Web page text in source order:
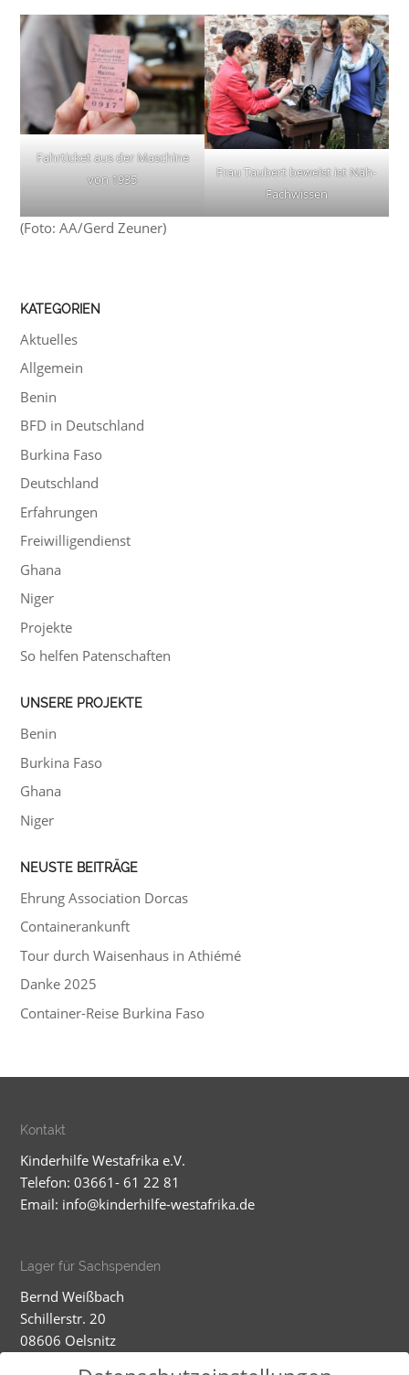
Fahrticket aus der Maschine
von 1935
Frau Taubert beweist ist Näh-
Fachwissen
(Foto: AA/Gerd Zeuner)
KATEGORIEN
Aktuelles
Allgemein
Benin
BFD in Deutschland
Burkina Faso
Deutschland
Erfahrungen
Freiwilligendienst
Ghana
Niger
Projekte
So helfen Patenschaften
UNSERE PROJEKTE
Benin
Burkina Faso
Ghana
Niger
NEUSTE BEITRÄGE
Ehrung Association Dorcas
Containerankunft
Tour durch Waisenhaus in Athiémé
Danke 2025
Container-Reise Burkina Faso
Kontakt
Kinderhilfe Westafrika e.V.
Telefon: 03661- 61 22 81
Email: info@kinderhilfe-westafrika.de
Lager für Sachspenden
Bernd Weißbach
Schillerstr. 20
08606 Oelsnitz